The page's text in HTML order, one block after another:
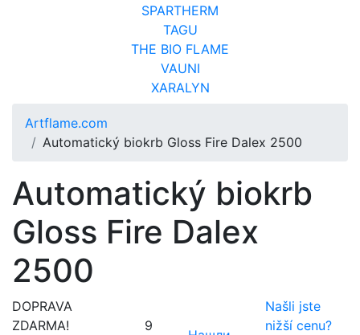
SPARTHERM
TAGU
THE BIO FLAME
VAUNI
XARALYN
Artflame.com
Automatický biokrb Gloss Fire Dalex 2500
Automatický biokrb
Gloss Fire Dalex
2500
DOPRAVA
ZDARMA!
9
Našli jste
nižší cenu?